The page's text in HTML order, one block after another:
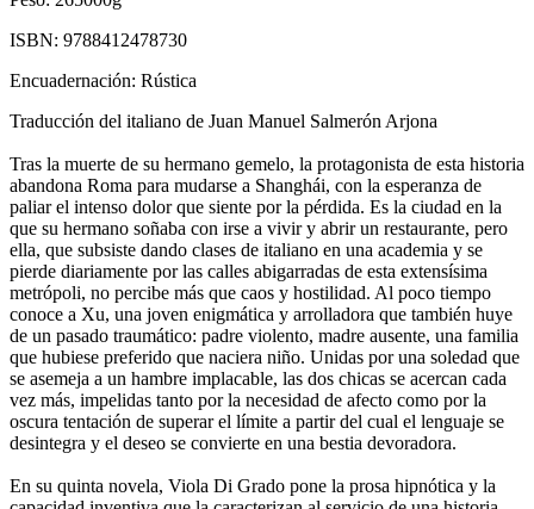
ISBN: 9788412478730
Encuadernación: Rústica
Traducción del italiano de Juan Manuel Salmerón Arjona
Tras la muerte de su hermano gemelo, la protagonista de esta historia
abandona Roma para mudarse a Shanghái, con la esperanza de
paliar el intenso dolor que siente por la pérdida. Es la ciudad en la
que su hermano soñaba con irse a vivir y abrir un restaurante, pero
ella, que subsiste dando clases de italiano en una academia y se
pierde diariamente por las calles abigarradas de esta extensísima
metrópoli, no percibe más que caos y hostilidad. Al poco tiempo
conoce a Xu, una joven enigmática y arrolladora que también huye
de un pasado traumático: padre violento, madre ausente, una familia
que hubiese preferido que naciera niño. Unidas por una soledad que
se asemeja a un hambre implacable, las dos chicas se acercan cada
vez más, impelidas tanto por la necesidad de afecto como por la
oscura tentación de superar el límite a partir del cual el lenguaje se
desintegra y el deseo se convierte en una bestia devoradora.
En su quinta novela, Viola Di Grado pone la prosa hipnótica y la